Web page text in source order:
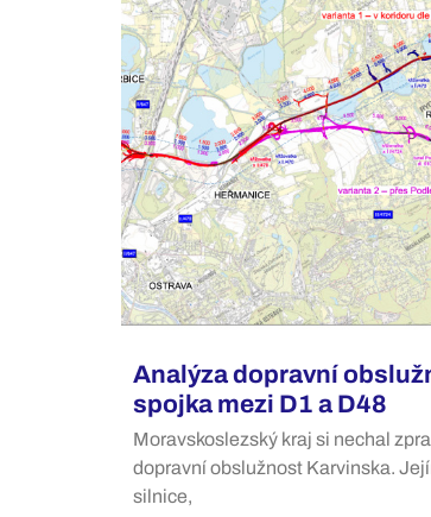
Analýza dopravní
spojka mezi D1 a D48
Moravskoslezský kraj si nechal
dopravní obslužnost Karvinska.
silnice,